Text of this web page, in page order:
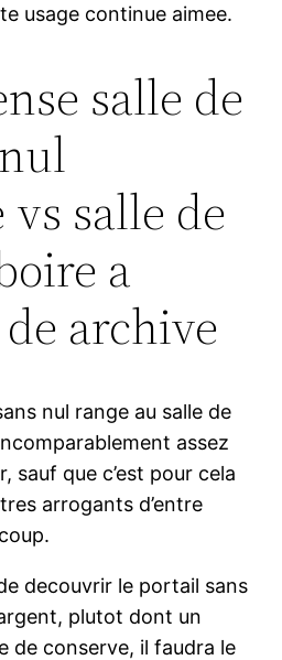
usage continue aimee.
salle de
salle de
a
archive
nul range au salle de
assez
sauf que c’est pour cela
arrogants d’entre
decouvrir le portail sans
plutot dont un
de conserve, il faudra le